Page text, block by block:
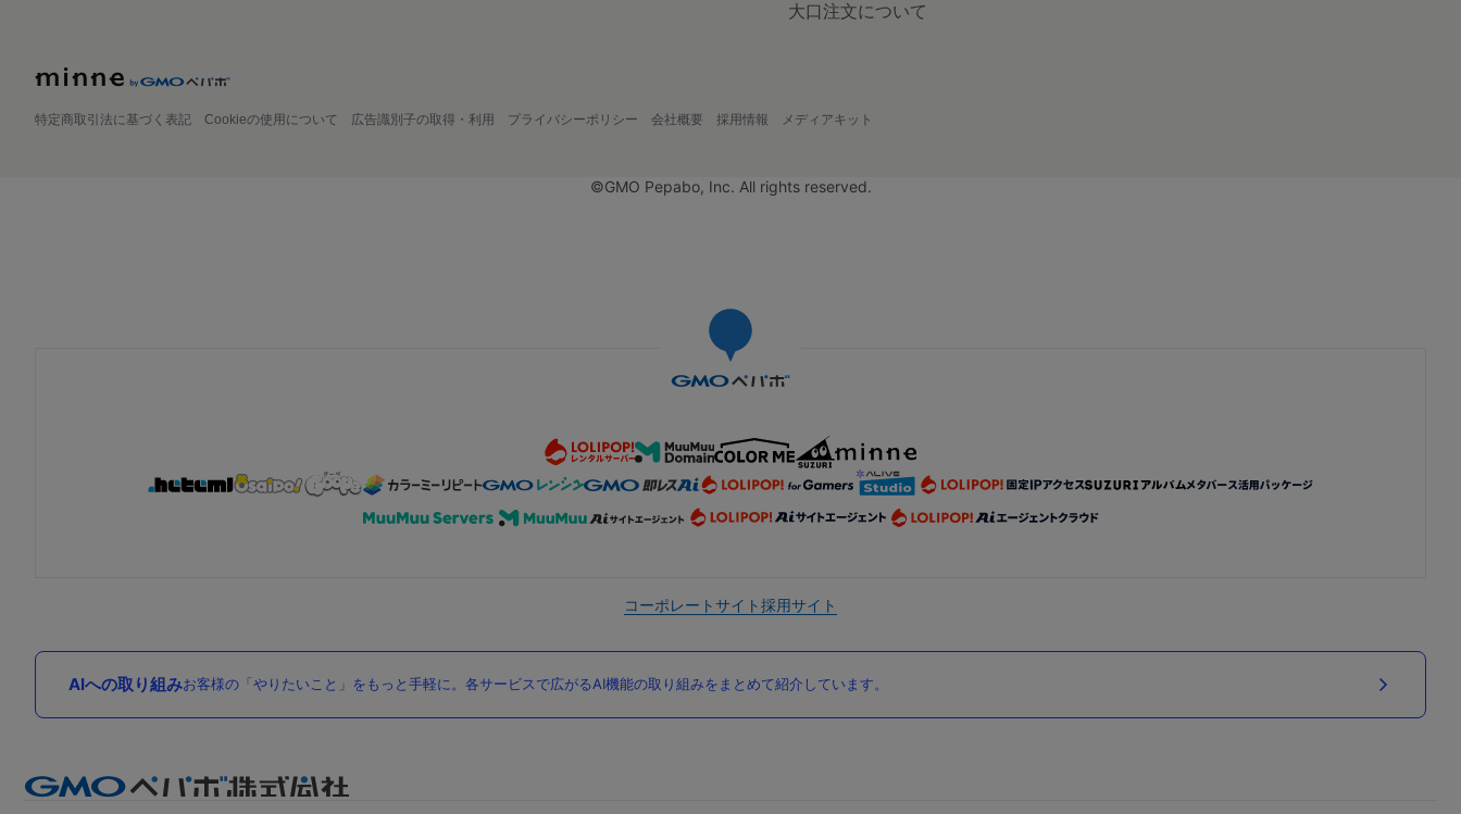
大口注文について
特定商取引法に基づく表記 Cookieの使用について 広告識別子の取得・利用 プライバシーポリシー 会社概要 採用情報 メディアキット
©GMO Pepabo, Inc. All rights reserved.
コーポレートサイト採用サイト
AIへの取り組みお客様の「やりたいこと」をもっと手軽に。各サービスで広がるAI機能の取り組みをまとめて紹介しています。